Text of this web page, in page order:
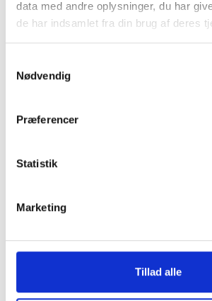
data med andre oplysninger, du har
de har indsamlet fra din brug af deres
Nødvendig
Præferencer
Statistik
Marketing
Tillad alle
Landbrug
Etablering, ændring eller
et husdyrbrug